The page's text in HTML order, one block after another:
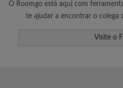
Receba altertas de
quartos
O Roomgo está aqui com
te ajudar a encontrar o colega
Visite o